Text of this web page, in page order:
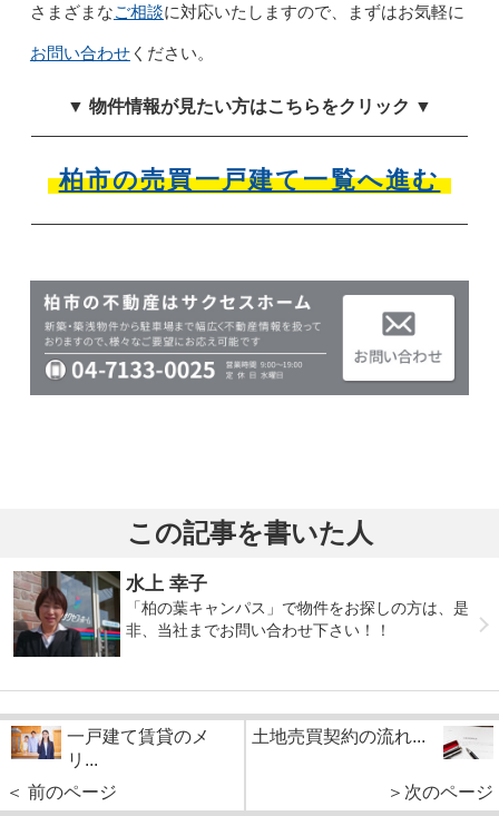
さまざまなご相談に対応いたしますので、まずはお気軽に
お問い合わせください。
▼ 物件情報が見たい方はこちらをクリック ▼
柏市の売買一戸建て一覧へ進む
この記事を書いた人
水上 幸子
「柏の葉キャンパス」で物件をお探しの方は、是
非、当社までお問い合わせ下さい！！
一戸建て賃貸のメ
リ...
＜ 前のページ
土地売買契約の流れ...
＞次のページ